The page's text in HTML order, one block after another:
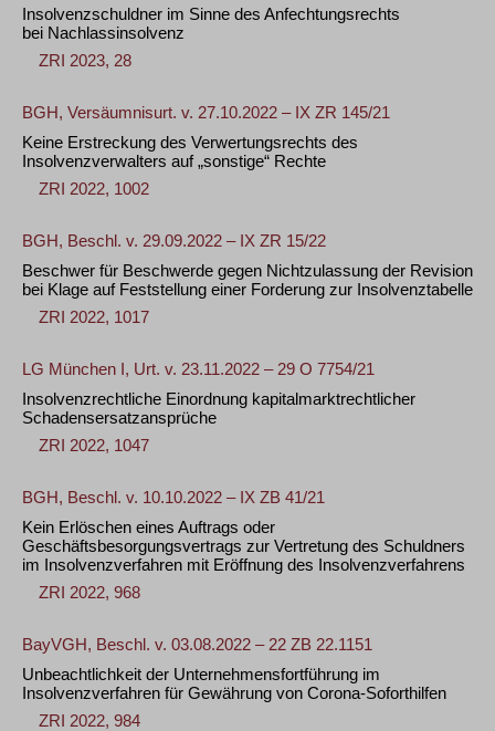
Insolvenzschuldner im Sinne des Anfechtungsrechts
bei Nachlassinsolvenz
ZRI 2023, 28
BGH, Versäumnisurt. v. 27.10.2022 – IX ZR 145/21
Keine Erstreckung des Verwertungsrechts des
Insolvenzverwalters auf „sonstige“ Rechte
ZRI 2022, 1002
BGH, Beschl. v. 29.09.2022 – IX ZR 15/22
Beschwer für Beschwerde gegen Nichtzulassung der Revision
bei Klage auf Feststellung einer Forderung zur Insolvenztabelle
ZRI 2022, 1017
LG München I, Urt. v. 23.11.2022 – 29 O 7754/21
Insolvenzrechtliche Einordnung kapitalmarktrechtlicher
Schadensersatzansprüche
ZRI 2022, 1047
BGH, Beschl. v. 10.10.2022 – IX ZB 41/21
Kein Erlöschen eines Auftrags oder
Geschäftsbesorgungsvertrags zur Vertretung des Schuldners
im Insolvenzverfahren mit Eröffnung des Insolvenzverfahrens
ZRI 2022, 968
BayVGH, Beschl. v. 03.08.2022 – 22 ZB 22.1151
Unbeachtlichkeit der Unternehmensfortführung im
Insolvenzverfahren für Gewährung von Corona-Soforthilfen
ZRI 2022, 984